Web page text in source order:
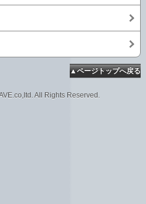
▲ページトップへ戻る
All Rights Reserved.